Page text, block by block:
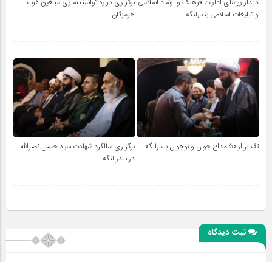
و تبلیغات اسلامی بندرلنگه
هرمزگان
تقدیر از ۵۰ مداح جوان و نوجوان بندرلنگه
برگزاری سالگرد شهادت سید حسن نصرالله
در بندر لنگه
ثبت دیدگاه